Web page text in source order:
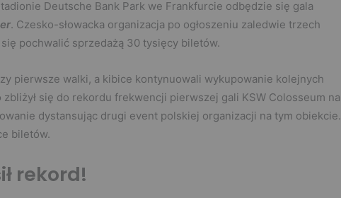
Deutsche Bank Park we Frankfurcie odbędzie się gala
. Czesko-słowacka organizacja po ogłoszeniu zaledwie trzech
pochwalić sprzedażą 30 tysięcy biletów.
pierwsze walki, a kibice kontynuowali wykupowanie kolejnych
zbliżył się do rekordu frekwencji pierwszej gali KSW Colosseum na
dystansując drugi event polskiej organizacji na tym obiekcie.
biletów.
rekord!